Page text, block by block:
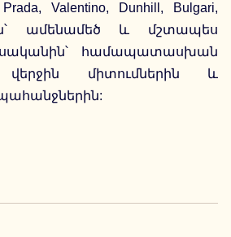
Valentino, Dunhill, Bulgari,
ամենամեծ և մշտապես
համապատասխան
վերջին միտումներին և